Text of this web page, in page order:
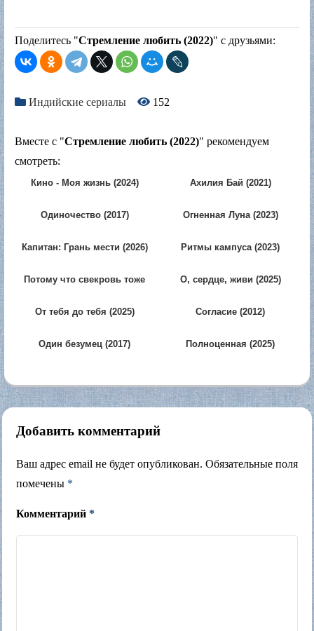
Поделитесь "Стремление любить (2022)" с друзьями:
Индийские сериалы 152
Вместе с "Стремление любить (2022)" рекомендуем
смотреть:
Кино - Моя жизнь (2024) Ахилия Бай (2021)
Одиночество (2017) Огненная Луна (2023)
Капитан: Грань мести (2026) Ритмы кампуса (2023)
Потому что свекровь тоже
О, сердце, живи (2025)
От тебя до тебя (2025) Согласие (2012)
Один безумец (2017) Полноценная (2025)
Добавить комментарий
Ваш адрес email не будет опубликован. Обязательные поля
помечены *
Комментарий *